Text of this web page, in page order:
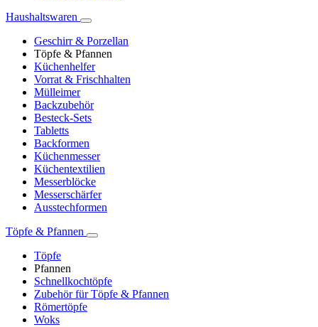
Haushaltswaren
Geschirr & Porzellan
Töpfe & Pfannen
Küchenhelfer
Vorrat & Frischhalten
Mülleimer
Backzubehör
Besteck-Sets
Tabletts
Backformen
Küchenmesser
Küchentextilien
Messerblöcke
Messerschärfer
Ausstechformen
Töpfe & Pfannen
Töpfe
Pfannen
Schnellkochtöpfe
Zubehör für Töpfe & Pfannen
Römertöpfe
Woks